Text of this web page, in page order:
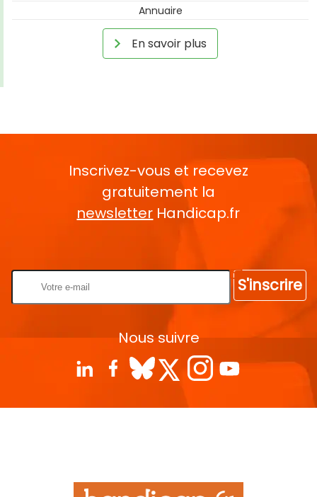
Annuaire
En savoir plus
Inscrivez-vous et recevez
gratuitement la
newsletter Handicap.fr
S'inscrire
Nous suivre